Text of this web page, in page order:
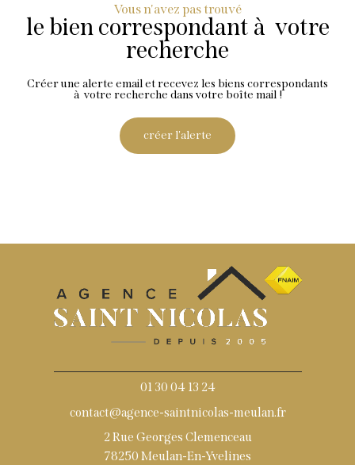
Vous n'avez pas trouvé
le bien correspondant à votre
recherche
Créer une alerte email et recevez les biens correspondants
à votre recherche dans votre boîte mail !
créer l'alerte
01 30 04 13 24
contact@agence-saintnicolas-meulan.fr
2 Rue Georges Clemenceau
78250 Meulan-En-Yvelines